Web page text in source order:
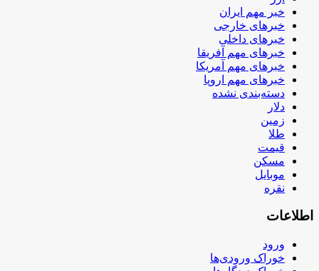
خبر مهم ایران
خبرهای خارجی
خبرهای داخلی
خبرهای مهم آفریقا
خبرهای مهم آمریکا
خبرهای مهم اروپا
دسته‌بندی نشده
دلار
زمین
طلا
قیمت
مسکن
موبایل
نقره
اطلاعات
ورود
خوراک ورودی‌ها